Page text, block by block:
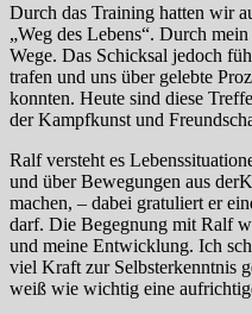
Durch das Training hatten wir
„Weg des Lebens“. Durch
Wege. Das Schicksal jedoch
trafen und uns über gelebte
konnten. Heute sind diese
der Kampfkunst und
Ralf versteht es
und über Bewegungen aus
machen, – dabei gratuliert er
darf. Die Begegnung mit Ralf
und meine Entwicklung. Ich
viel Kraft zur Selbsterkenntnis
weiß wie wichtig eine